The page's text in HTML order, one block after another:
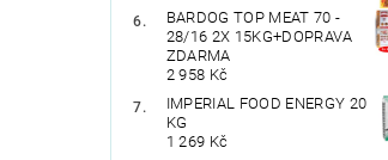
BARDOG TOP MEAT 70 -
28/16 2X 15KG+DOPRAVA
ZDARMA
2 958 Kč
IMPERIAL FOOD ENERGY 20
KG
1 269 Kč